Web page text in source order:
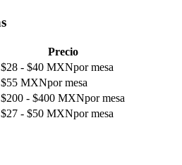
Precio
$28 - $40 MXNpor mesa
$55 MXNpor mesa
$200 - $400 MXNpor mesa
$27 - $50 MXNpor mesa